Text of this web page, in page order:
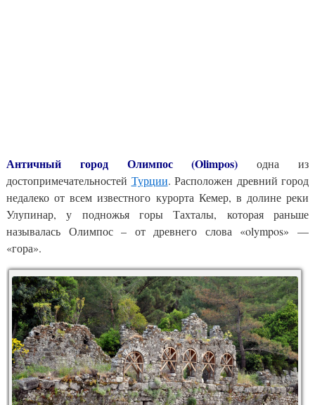
Античный город Олимпос (Olimpos) одна из
достопримечательностей Турции. Расположен древний город
недалеко от всем известного курорта Кемер, в долине реки
Улупинар, у подножья горы Тахталы, которая раньше
называлась Олимпос – от древнего слова «olympos» —
«гора».